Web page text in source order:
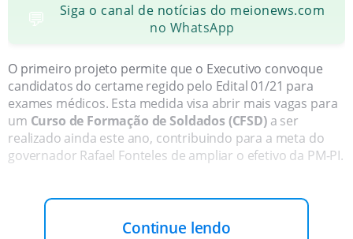
💬
Siga o canal de notícias do meionews.com
no WhatsApp
O primeiro projeto permite que o Executivo convoque
candidatos do certame regido pelo Edital 01/21 para
exames médicos. Esta medida visa abrir mais vagas para
um Curso de Formação de Soldados (CFSD)a ser
realizado ainda este ano, contribuindo para a meta do
governador Rafael Fonteles de ampliar o efetivo da PM-PI.
Continue lendo